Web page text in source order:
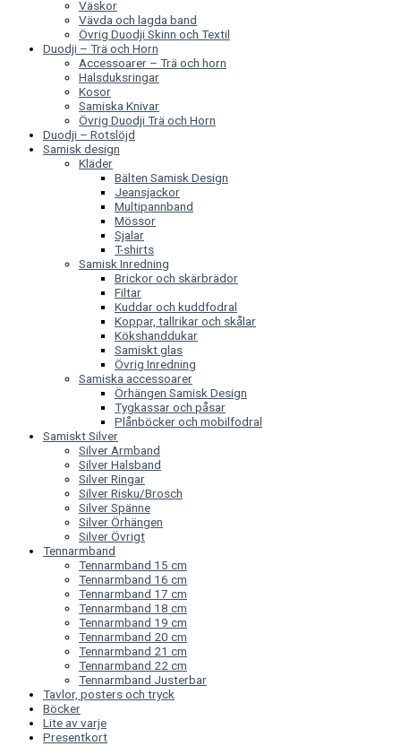
Väskor
Vävda och lagda band
Övrig Duodji Skinn och Textil
Duodji – Trä och Horn
Accessoarer – Trä och horn
Halsduksringar
Kosor
Samiska Knivar
Övrig Duodji Trä och Horn
Duodji – Rotslöjd
Samisk design
Kläder
Bälten Samisk Design
Jeansjackor
Multipannband
Mössor
Sjalar
T-shirts
Samisk Inredning
Brickor och skärbrädor
Filtar
Kuddar och kuddfodral
Koppar, tallrikar och skålar
Kökshanddukar
Samiskt glas
Övrig Inredning
Samiska accessoarer
Örhängen Samisk Design
Tygkassar och påsar
Plånböcker och mobilfodral
Samiskt Silver
Silver Armband
Silver Halsband
Silver Ringar
Silver Risku/Brosch
Silver Spänne
Silver Örhängen
Silver Övrigt
Tennarmband
Tennarmband 15 cm
Tennarmband 16 cm
Tennarmband 17 cm
Tennarmband 18 cm
Tennarmband 19 cm
Tennarmband 20 cm
Tennarmband 21 cm
Tennarmband 22 cm
Tennarmband Justerbar
Tavlor, posters och tryck
Böcker
Lite av varje
Presentkort